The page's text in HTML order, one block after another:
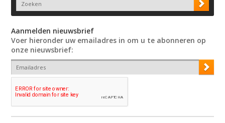
Aanmelden nieuwsbrief
Voer hieronder uw emailadres in om u te abonneren op
onze nieuwsbrief: